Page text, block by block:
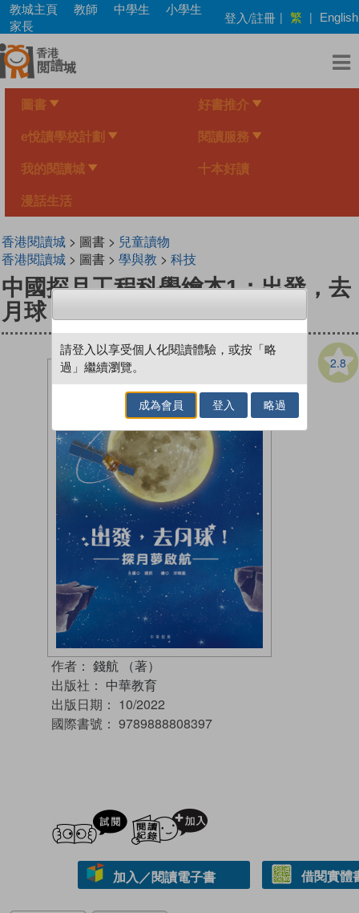
Skip
main
content
教城主頁 教師 中學生
小學生
家長
登入/註冊 | 繁 | English
圖書 好書推介
e悅讀學校計劃 閱讀服務
我的閱讀城 十本好讀
漫話生活
香港閱讀城> 圖書 > 兒童讀物
香港閱讀城> 圖書 > 學與教 > 科技
中國探月工程科學繪本1：出發，去
月球！——探月夢啟航
2.8
作者： 錢航 （著）
出版社： 中華教育
出版日期： 10/2022
國際書號： 9789888808397
試閲
加入／閱讀電子書 借閱實體
請登入以享受個人化閱讀體驗，或按「略
過」繼續瀏覽。
成為會員 登入 略過